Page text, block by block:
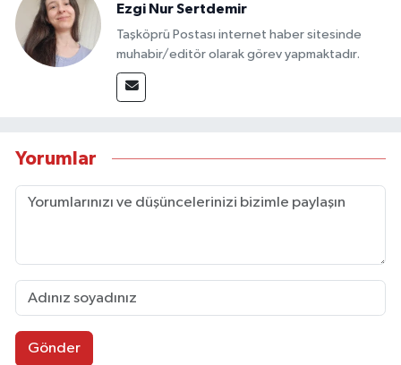
Ezgi Nur Sertdemir
Taşköprü Postası internet haber sitesinde
muhabir/editör olarak görev yapmaktadır.
Yorumlar
Gönder